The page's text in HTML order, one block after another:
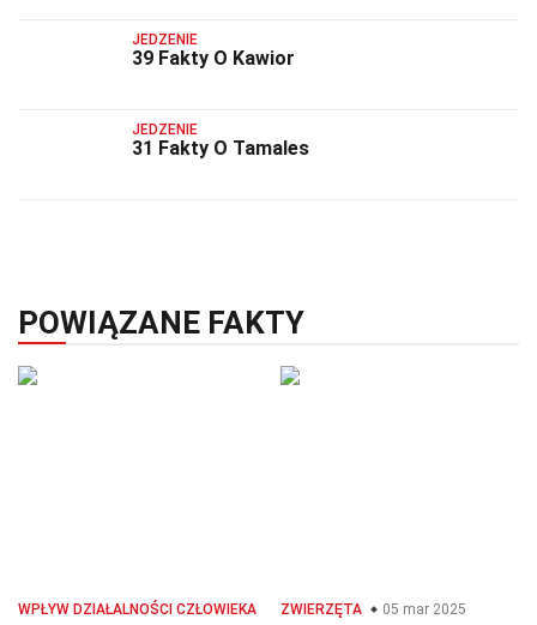
JEDZENIE
39 Fakty O Kawior
JEDZENIE
31 Fakty O Tamales
POWIĄZANE FAKTY
WPŁYW DZIAŁALNOŚCI CZŁOWIEKA
ZWIERZĘTA 05 mar 2025